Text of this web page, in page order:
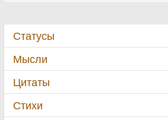
Статусы
Мысли
Цитаты
Стихи